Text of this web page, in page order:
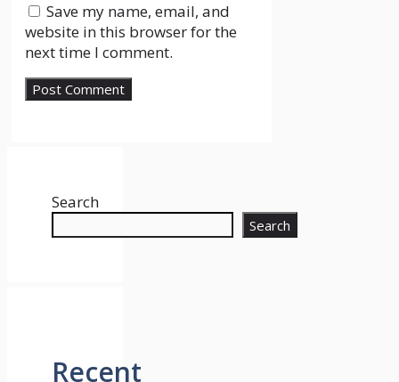
Save my name, email, and
website in this browser for the
next time I comment.
Search
Search
Recent